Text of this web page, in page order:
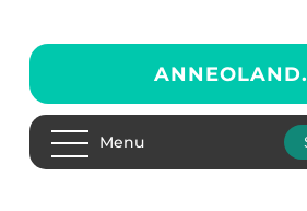
ANNEOLAND.
Menu